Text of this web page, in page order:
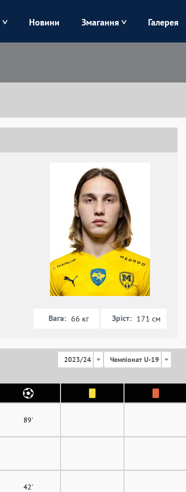
Колос
Новини Змагання Галерея
Вага: 66 кг Зріст: 171 см
2023/24 Чемпіонат U-19
89'
42'